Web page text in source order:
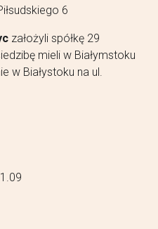
6
założyli spółkę 29
mieli w Białymstoku
w Białystoku na ul.